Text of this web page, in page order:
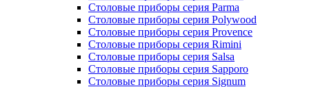
Столовые приборы серия Polywood
Столовые приборы серия Provence
Столовые приборы серия Rimini
Столовые приборы серия Salsa
Столовые приборы серия Sapporo
Столовые приборы серия Signum
Столовые приборы серия Sophia